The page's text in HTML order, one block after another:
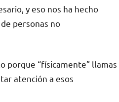
y eso nos ha hecho
personas no
porque “físicamente” llamas
atención a esos